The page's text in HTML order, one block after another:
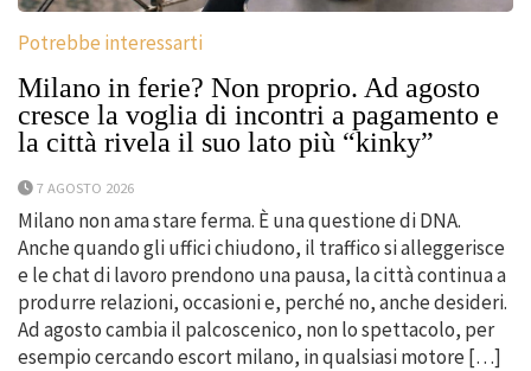
Potrebbe interessarti
Milano in ferie? Non proprio. Ad agosto
cresce la voglia di incontri a pagamento e
la città rivela il suo lato più “kinky”
7 AGOSTO 2026
Milano non ama stare ferma. È una questione di DNA.
Anche quando gli uffici chiudono, il traffico si alleggerisce
e le chat di lavoro prendono una pausa, la città continua a
produrre relazioni, occasioni e, perché no, anche desideri.
Ad agosto cambia il palcoscenico, non lo spettacolo, per
esempio cercando escort milano, in qualsiasi motore […]